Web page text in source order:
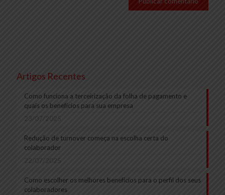
Artigos Recentes
Como funciona a terceirização da folha de pagamento e
quais os benefícios para sua empresa
23/07/2025
Redução de turnover começa na escolha certa do
colaborador
22/07/2025
Como escolher os melhores benefícios para o perfil dos seus
colaboradores